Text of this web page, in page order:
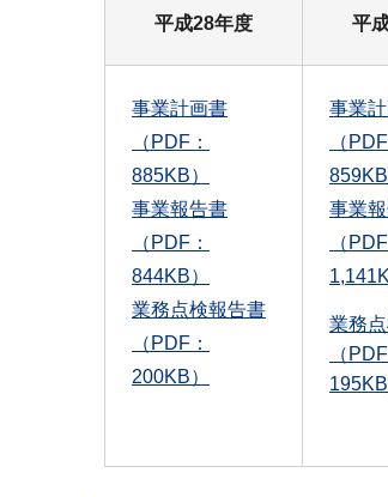
平成28年度 平
事業計画書
（PDF：
885KB）
事業報告書
（PDF：
844KB）
業務点検報告書
（PDF：
200KB）
事業
（PDF
859KB
事業
（PDF
業務
（PDF
195KB